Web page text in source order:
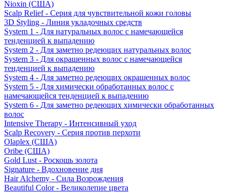
Nioxin (США)
Scalp Relief - Серия для чувствительной кожи головы
3D Styling - Линия укладочных средств
System 1 - Для натуральных волос с намечающейся
тенденцией к выпадению
System 2 - Для заметно редеющих натуральных волос
System 3 - Для окрашенных волос с намечающейся
тенденцией к выпадению
System 4 - Для заметно редеющих окрашенных волос
System 5 - Для химически обработанных волос с
намечающейся тенденцией к выпадению
System 6 - Для заметно редеющих химически обработанных
волос
Intensive Therapy - Интенсивный уход
Scalp Recovery - Серия против перхоти
Olaplex (США)
Oribe (США)
Gold Lust - Роскошь золота
Signature - Вдохновение дня
Hair Alchemy - Сила Возрождения
Beautiful Color - Великолепие цвета